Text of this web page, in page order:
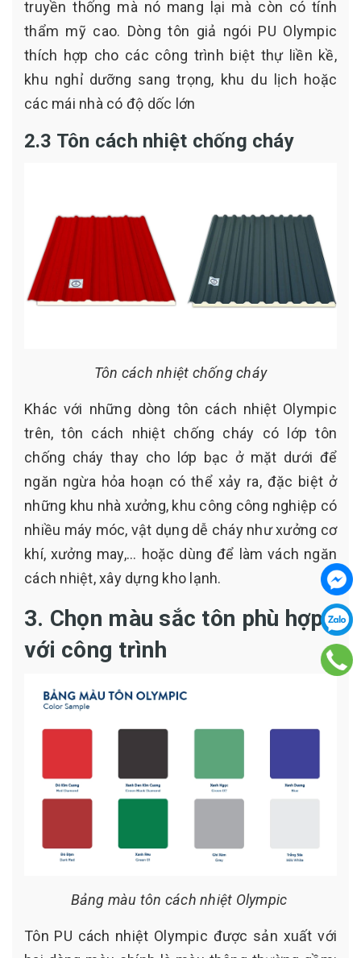
truyền thống mà nó mang lại mà còn có tính
thẩm mỹ cao. Dòng tôn giả ngói PU Olympic
thích hợp cho các công trình biệt thự liền kề,
khu nghỉ dưỡng sang trọng, khu du lịch hoặc
các mái nhà có độ dốc lớn
2.3 Tôn cách nhiệt chống cháy
Tôn cách nhiệt chống cháy
Khác với những dòng tôn cách nhiệt Olympic
trên, tôn cách nhiệt chống cháy có lớp tôn
chống cháy thay cho lớp bạc ở mặt dưới để
ngăn ngừa hỏa hoạn có thể xảy ra, đặc biệt ở
những khu nhà xưởng, khu công công nghiệp có
nhiều máy móc, vật dụng dễ cháy như xưởng cơ
khí, xưởng may,... hoặc dùng để làm vách ngăn
cách nhiệt, xây dựng kho lạnh.
3. Chọn màu sắc tôn phù hợp
với công trình
Bảng màu tôn cách nhiệt Olympic
Tôn PU cách nhiệt Olympic được sản xuất với